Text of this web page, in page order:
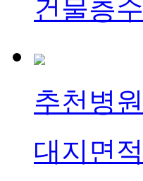
건물층수
추천병원
대지면적